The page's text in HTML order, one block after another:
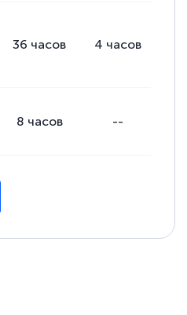
36 часов 4 часов
8 часов --